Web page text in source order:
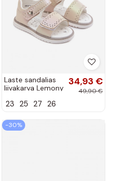
Laste sandalias
liivakarva Lemony
34,93 €
49,90 €
23 25 27 26
−30%